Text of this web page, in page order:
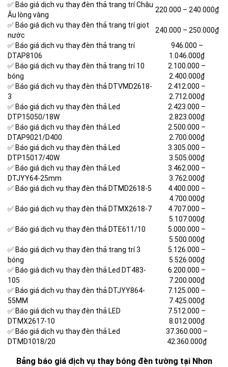
✅ Báo giá dịch vụ thay đèn thả trang trí Châu
Âu lòng vàng
220.000 – 240.000₫
✅ Báo giá dịch vụ thay đèn thả trang trí giọt
nước
240.000 – 250.000₫
✅ Báo giá dịch vụ thay đèn thả trang trí
DTAP8106
946.000 –
1.046.000₫
✅ Báo giá dịch vụ thay đèn thả trang trí 10
bóng
2.100.000 –
2.400.000₫
✅ Báo giá dịch vụ thay đèn thả DTVMD2618-
3
2.412.000 –
2.712.000₫
✅ Báo giá dịch vụ thay đèn thả Led
DTP15050/18W
2.423.000 –
2.823.000₫
✅ Báo giá dịch vụ thay đèn thả Led
DTAP9021/D400
2.500.000 –
2.700.000₫
✅ Báo giá dịch vụ thay đèn thả Led
DTP15017/40W
3.305.000 –
3.505.000₫
✅ Báo giá dịch vụ thay đèn thả Led
DTJYY64-25mm
3.462.000 –
3.762.000₫
✅ Báo giá dịch vụ thay đèn thả DTMD2618-5
4.400.000 –
4.700.000₫
✅ Báo giá dịch vụ thay đèn thả DTMX2618-7
4.707.000 –
5.107.000₫
✅ Báo giá dịch vụ thay đèn thả DTE611/10
5.000.000 –
5.500.000₫
✅ Báo giá dịch vụ thay đèn thả trang trí 3
bóng
5.126.000 –
5.526.000₫
✅ Báo giá dịch vụ thay đèn thả Led DT483-
105
6.200.000 –
7.200.000₫
✅ Báo giá dịch vụ thay đèn thả DTJYY864-
55MM
7.125.000 –
7.425.000₫
✅ Báo giá dịch vụ thay đèn thả LED
DTMX2617-10
7.512.000 –
8.012.000₫
✅ Báo giá dịch vụ thay đèn thả Led
DTMD1018/20
37.360.000 –
42.360.000₫
Bảng báo giá dịch vụ thay bóng đèn tường tại Nhơn